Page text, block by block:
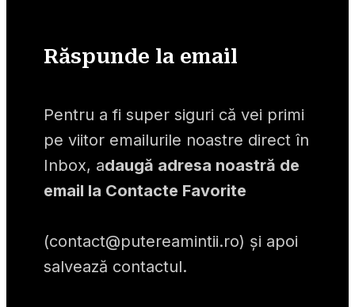
Pentru a fi super siguri că vei primi
pe viitor emailurile noastre direct în
Inbox, adaugă adresa noastră de
email la Contacte Favorite
(contact@putereamintii.ro) și apoi
salvează contactul.
Răspunde la email